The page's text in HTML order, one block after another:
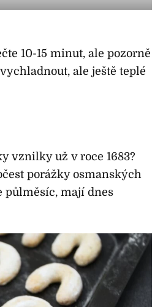
10-15 minut, ale pozorně
ale ještě teplé
vznilky už v roce 1683?
porážky osmanských
půlměsíc, mají dnes